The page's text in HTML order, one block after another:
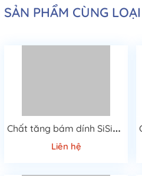
SẢN PHẨM CÙNG LOẠI
C
hất tăng bám dính SiSiB PC 3200
Liên hệ